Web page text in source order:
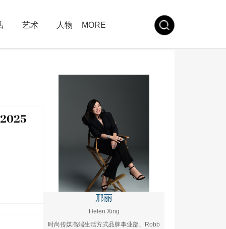
艺术 人物 MORE
邢丽
Helen Xing
时尚传媒高端生活方式品牌事业部、Robb